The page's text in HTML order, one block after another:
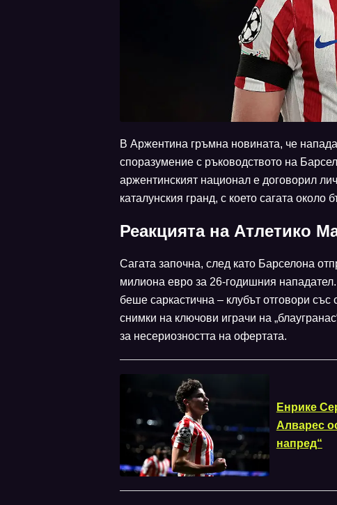
В Аржентина гръмна новината, че
споразумение с ръководството на
аржентинският национал е договорил
каталунския гранд, с което сагата
Реакцията на Атлетико
Сагата започна, след като Барселона
милиона евро за 26-годишния
беше саркастична – клубът отговори
снимки на ключови играчи на
за несериозността на офертата.
Енрике
Алварес
напред“